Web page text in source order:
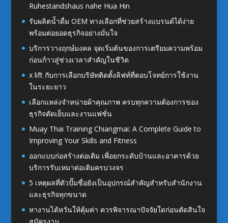
Ruhestandshaus nahe Hua Hin
รับผลิตน้ำดื่ม OEM ทางเลือกที่ช่วยสร้างแบรนด์ได้ง่าย
พร้อมต่อยอดธุรกิจอย่างมั่นใจ
บริการวางฤกษ์มงคล จุดเริ่มต้นของการเตรียมความพร้อม
ก่อนก้าวสู่ช่วงเวลาสำคัญในชีวิต
x lift กับการเลือกบริษัทติดตั้งลิฟท์ที่ตอบโจทย์การใช้งาน
ในระยะยาว
เลือกแหล่งจำหน่ายผ้าคุณภาพ ครบทุกความต้องการของ
ธุรกิจตัดเย็บและงานแฟชั่น
Muay Thai Training Chiangmai: A Complete Guide to
Improving Your Skills and Fitness
ออกแบบก่อสร้างต่อเติม เพื่อยกระดับบ้านและอาคารด้วย
บริการรับเหมาต่อเติมครบวงจร
5 เหตุผลที่ตัวปั๊มชื่อยังเป็นอุปกรณ์สำคัญสำหรับสำนักงาน
และธุรกิจทุกขนาด
หางานไต้หวันให้คุ้มค่า ควรพิจารณาปัจจัยใดก่อนตัดสินใจ